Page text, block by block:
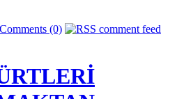
Comments (0)